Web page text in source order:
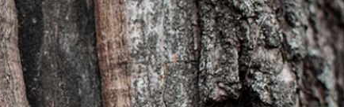
Layanan Retouching Perhiasan Data Pelatihan AI